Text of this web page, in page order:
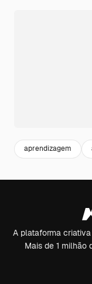
aprendizagem
A plataforma
Mais de 1 milhão